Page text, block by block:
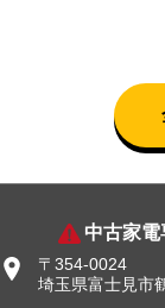
中古家
〒354-0024
埼玉県富士見市